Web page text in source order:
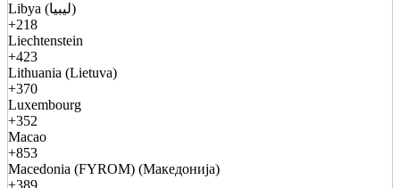
Libya (ليبيا)
+218
Liechtenstein
+423
Lithuania (Lietuva)
+370
Luxembourg
+352
Macao
+853
Macedonia (FYROM) (Македонија)
+389